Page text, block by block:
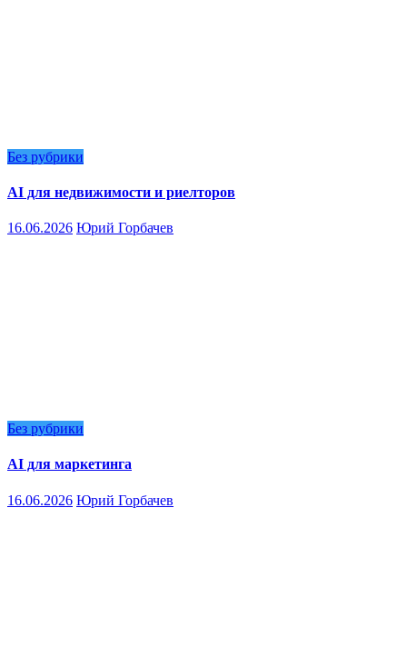
Без рубрики
AI для недвижимости и риелторов
16.06.2026 Юрий Горбачев
Без рубрики
AI для маркетинга
16.06.2026 Юрий Горбачев